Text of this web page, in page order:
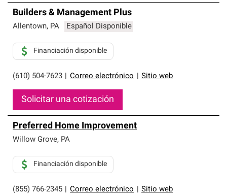
Builders & Management Plus
Allentown, PA Español Disponible
(610) 504-7623 Correo electrónico Sitio web
Financiación disponible
Solicitar una cotización
Preferred Home Improvement
Willow Grove, PA
(855) 766-2345 Correo electrónico Sitio web
Financiación disponible